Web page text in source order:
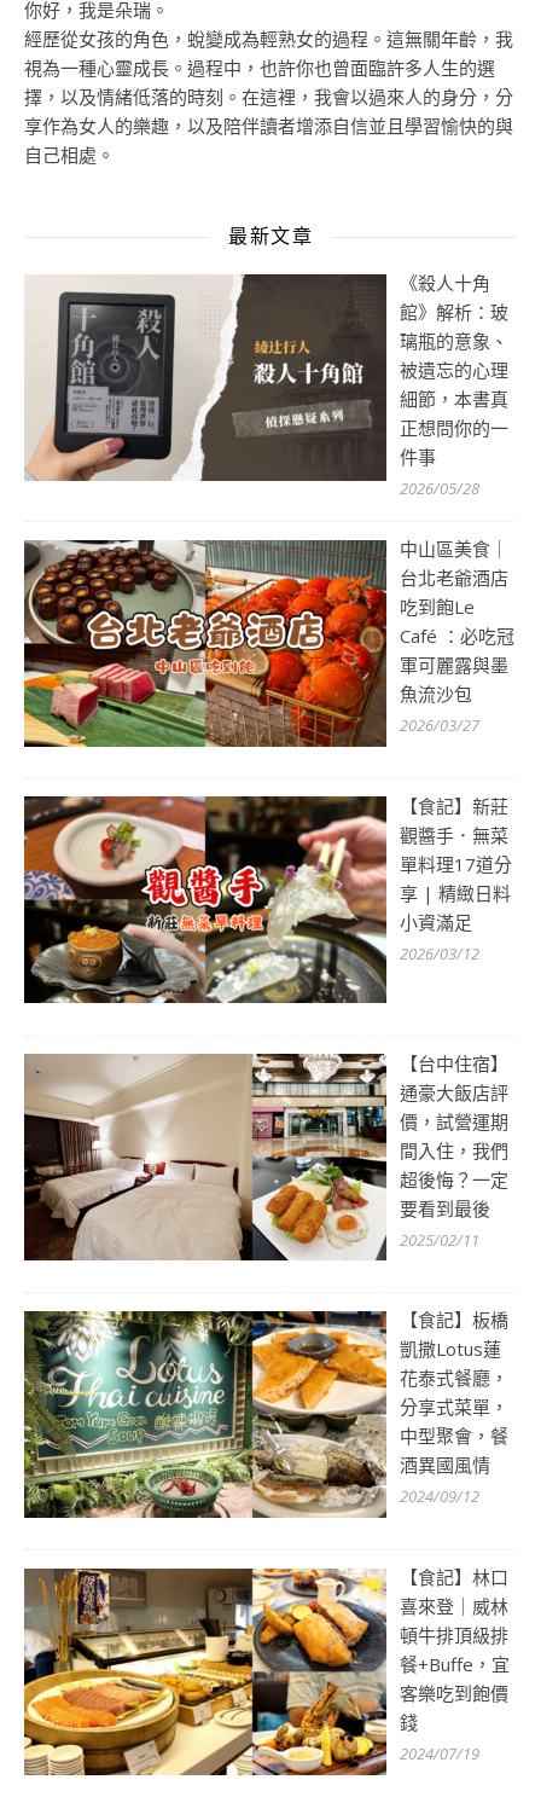
你好，我是朵瑞。
經歷從女孩的角色，蛻變成為輕熟女的過程。這無關年齡，我
視為一種心靈成長。過程中，也許你也曾面臨許多人生的選
擇，以及情緒低落的時刻。在這裡，我會以過來人的身分，分
享作為女人的樂趣，以及陪伴讀者增添自信並且學習愉快的與
自己相處。
最新文章
《殺人十角
館》解析：玻
璃瓶的意象、
被遺忘的心理
細節，本書真
正想問你的一
件事
2026/05/28
中山區美食｜
台北老爺酒店
吃到飽Le
Café ：必吃冠
軍可麗露與墨
魚流沙包
2026/03/27
【食記】新莊
觀醬手．無菜
單料理17道分
享 | 精緻日料
小資滿足
2026/03/12
【台中住宿】
通豪大飯店評
價，試營運期
間入住，我們
超後悔？一定
要看到最後
2025/02/11
【食記】板橋
凱撒Lotus蓮
花泰式餐廳，
分享式菜單，
中型聚會，餐
酒異國風情
2024/09/12
【食記】林口
喜來登｜威林
頓牛排頂級排
餐+Buffe，宜
客樂吃到飽價
錢
2024/07/19